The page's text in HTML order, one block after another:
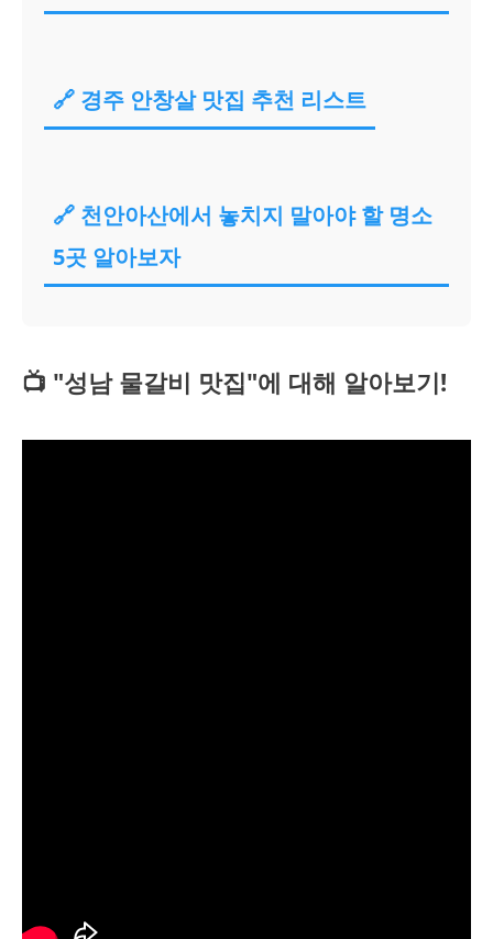
🔗 경주 안창살 맛집 추천 리스트
🔗 천안아산에서 놓치지 말아야 할 명소
5곳 알아보자
📺 "성남 물갈비 맛집"에 대해 알아보기!